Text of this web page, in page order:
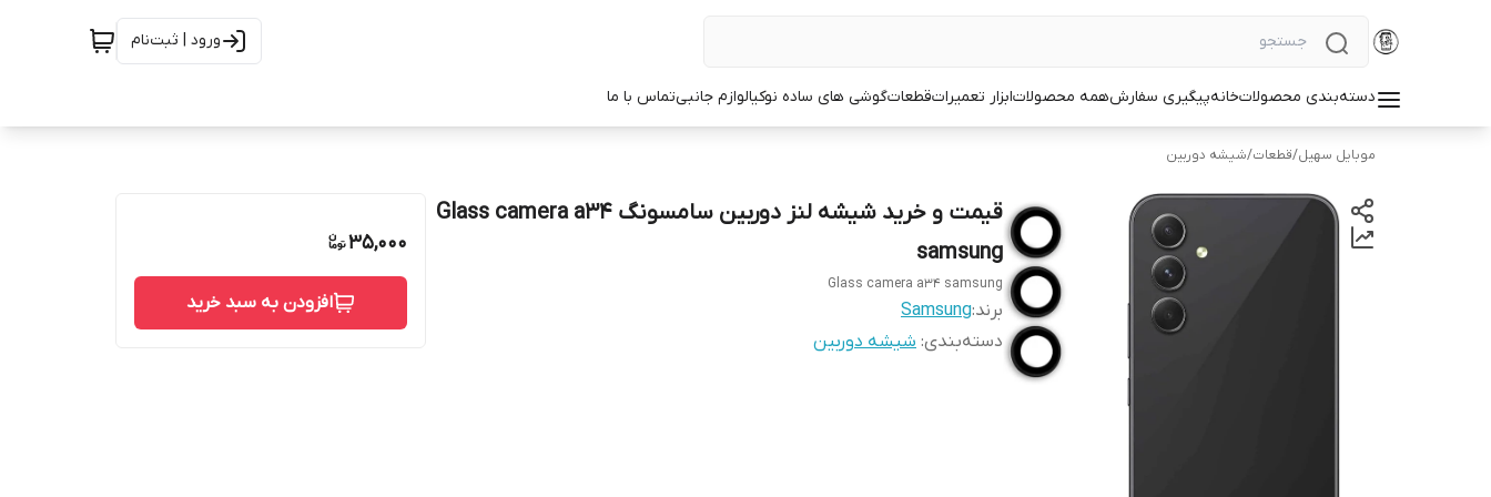
ورود | ثبت‌نام
دسته‌بندی محصولاتخانهپیگیری سفارشهمه محصولاتابزار تعمیراتقطعاتگوشی های ساده نوکیالوازم جانبیتماس با ما
موبایل سهیل/قطعات/شیشه دوربین
قیمت و خرید شیشه لنز دوربین سامسونگ Glass camera a34
samsung
Glass camera a34 samsung
برند:Samsung
دسته‌بندی: شیشه دوربین
35,000
افزودن به سبد خرید